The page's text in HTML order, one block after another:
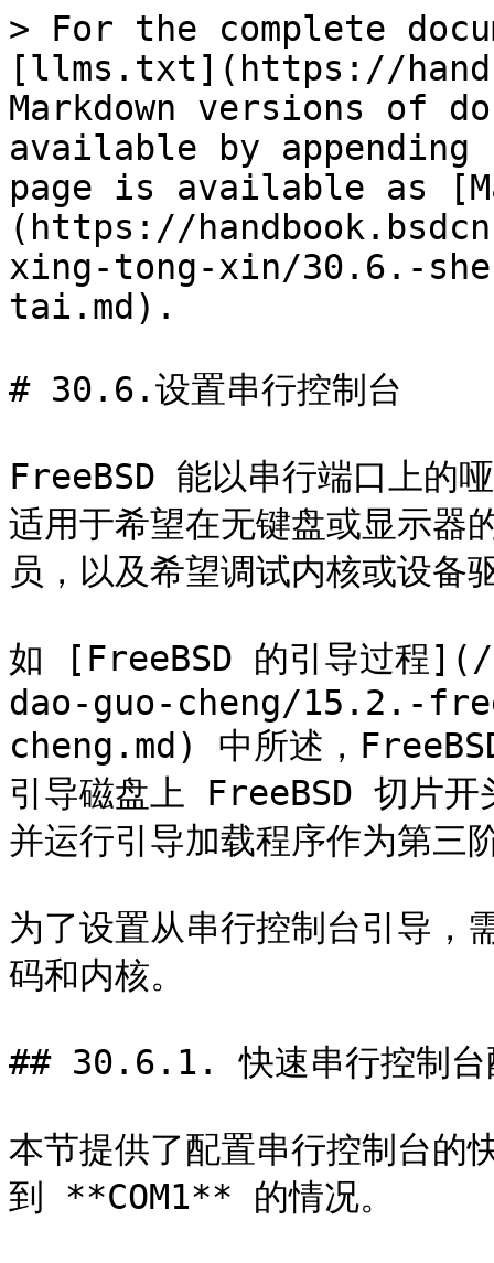
> For the complete
[llms.txt](https://
Markdown versions of
available by
page is available as
(https://
xing-tong-xin/30.6.-
tai.md).
# 30.6.设置串行控制台
FreeBSD 能以串行端口上的
适用于希望在无键盘或显示
员，以及希望调试内核或设备
如 [FreeBSD 的引导过
dao-guo-cheng/15.2.-
cheng.md) 中所述，
引导磁盘上 FreeBSD 切片开
并运行引导加载程序作为第三
为了设置从串行控制台引导，
码和内核。
## 30.6.1. 快速串行控制台
本节提供了配置串行控制台的
到 **COM1** 的情况。